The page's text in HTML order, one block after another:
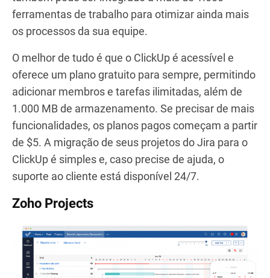
ferramentas de trabalho para otimizar ainda mais
os processos da sua equipe.
O melhor de tudo é que o ClickUp é acessível e
oferece um plano gratuito para sempre, permitindo
adicionar membros e tarefas ilimitadas, além de
1.000 MB de armazenamento. Se precisar de mais
funcionalidades, os planos pagos começam a partir
de $5. A migração de seus projetos do Jira para o
ClickUp é simples e, caso precise de ajuda, o
suporte ao cliente está disponível 24/7.
Zoho Projects